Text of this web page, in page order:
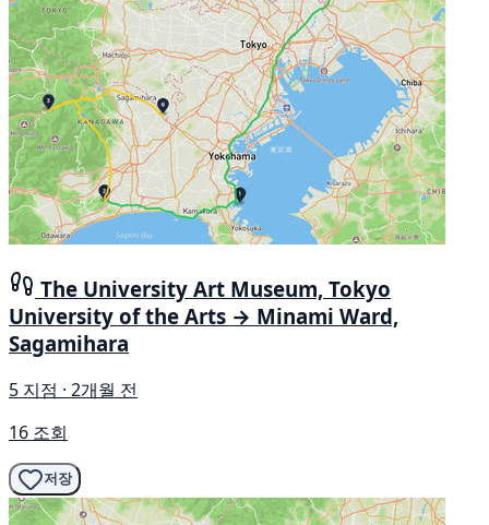
The University Art Museum, Tokyo
University of the Arts → Minami Ward,
Sagamihara
5 지점 · 2개월 전
16 조회
저장